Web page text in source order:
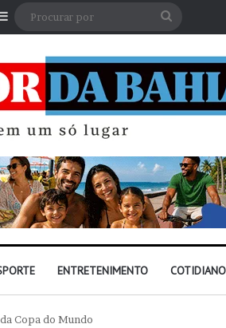
Barra Lateral
ENTRETENIMENTO COTIDIANO
Copa do Mundo